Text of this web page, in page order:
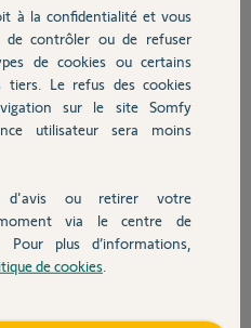
le passé, je constate que depuis
plus. Y a-t-il une explication
est le remède pour retrouver la
à la confidentialité et vous
de contrôler ou de refuser
de cookies ou certains
tiers. Le refus des cookies
sur le site Somfy
utilisateur sera moins
d'avis ou retirer votre
via le centre de
Pour plus d’informations,
de cookies